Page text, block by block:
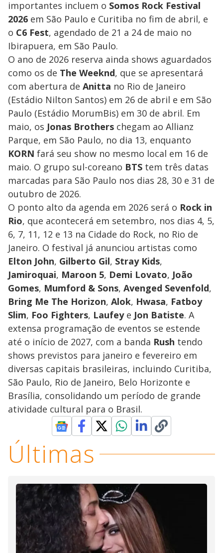
importantes incluem o Somos Rock Festival
2026 em São Paulo e Curitiba no fim de abril, e
o C6 Fest, agendado de 21 a 24 de maio no
Ibirapuera, em São Paulo.
O ano de 2026 reserva ainda shows aguardados
como os de The Weeknd, que se apresentará
com abertura de Anitta no Rio de Janeiro
(Estádio Nilton Santos) em 26 de abril e em São
Paulo (Estádio MorumBis) em 30 de abril. Em
maio, os Jonas Brothers chegam ao Allianz
Parque, em São Paulo, no dia 13, enquanto
KORN fará seu show no mesmo local em 16 de
maio. O grupo sul-coreano BTS tem três datas
marcadas para São Paulo nos dias 28, 30 e 31 de
outubro de 2026.
O ponto alto da agenda em 2026 será o Rock in
Rio, que acontecerá em setembro, nos dias 4, 5,
6, 7, 11, 12 e 13 na Cidade do Rock, no Rio de
Janeiro. O festival já anunciou artistas como
Elton John, Gilberto Gil, Stray Kids,
Jamiroquai, Maroon 5, Demi Lovato, João
Gomes, Mumford & Sons, Avenged Sevenfold,
Bring Me The Horizon, Alok, Hwasa, Fatboy
Slim, Foo Fighters, Laufeye Jon Batiste. A
extensa programação de eventos se estende
até o início de 2027, com a banda Rush tendo
shows previstos para janeiro e fevereiro em
diversas capitais brasileiras, incluindo Curitiba,
São Paulo, Rio de Janeiro, Belo Horizonte e
Brasília, consolidando um período de grande
atividade cultural para o Brasil.
Últimas